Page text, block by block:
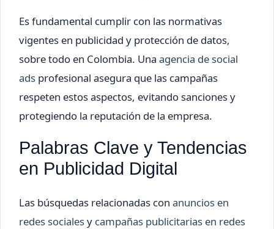
Es fundamental cumplir con las normativas
vigentes en publicidad y protección de datos,
sobre todo en Colombia. Una agencia de social
ads profesional asegura que las campañas
respeten estos aspectos, evitando sanciones y
protegiendo la reputación de la empresa.
Palabras Clave y Tendencias
en Publicidad Digital
Las búsquedas relacionadas con anuncios en
redes socialesy campañas publicitarias en redes